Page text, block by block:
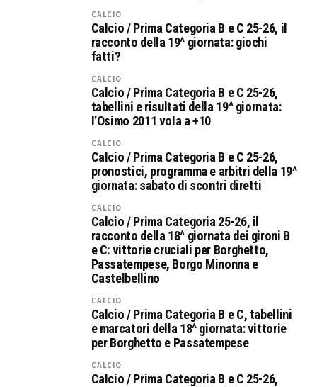
CALCIO
Calcio / Prima Categoria B e C 25-26, il
racconto della 19^ giornata: giochi
fatti?
CALCIO
Calcio / Prima Categoria B e C 25-26,
tabellini e risultati della 19^ giornata:
l’Osimo 2011 vola a +10
CALCIO
Calcio / Prima Categoria B e C 25-26,
pronostici, programma e arbitri della 19^
giornata: sabato di scontri diretti
CALCIO
Calcio / Prima Categoria 25-26, il
racconto della 18^ giornata dei gironi B
e C: vittorie cruciali per Borghetto,
Passatempese, Borgo Minonna e
Castelbellino
CALCIO
Calcio / Prima Categoria B e C, tabellini
e marcatori della 18^ giornata: vittorie
per Borghetto e Passatempese
CALCIO
Calcio / Prima Categoria B e C 25-26,